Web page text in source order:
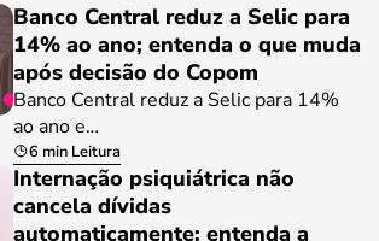
Banco Central reduz a Selic para
14% ao ano; entenda o que muda
após decisão do Copom
Banco Central reduz a Selic para 14%
ao ano e…
6 min Leitura
Internação psiquiátrica não
cancela dívidas
automaticamente; entenda a